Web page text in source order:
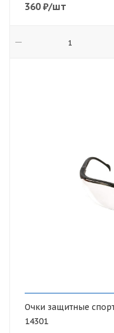
360₽/шт
Очки защитные
14301